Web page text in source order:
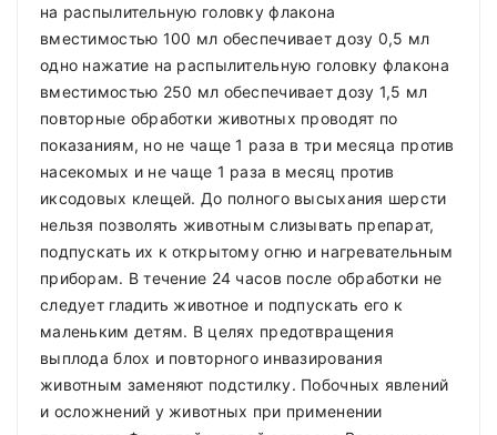
на распылительную головку флакона
вместимостью 100 мл обеспечивает дозу 0,5 мл
одно нажатие на распылительную головку флакона
вместимостью 250 мл обеспечивает дозу 1,5 мл
повторные обработки животных проводят по
показаниям, но не чаще 1 раза в три месяца против
насекомых и не чаще 1 раза в месяц против
иксодовых клещей. До полного высыхания шерсти
нельзя позволять животным слизывать препарат,
подпускать их к открытому огню и нагревательным
приборам. В течение 24 часов после обработки не
следует гладить животное и подпускать его к
маленьким детям. В целях предотвращения
выплода блох и повторного инвазирования
животным заменяют подстилку. Побочных явлений
и осложнений у животных при применении